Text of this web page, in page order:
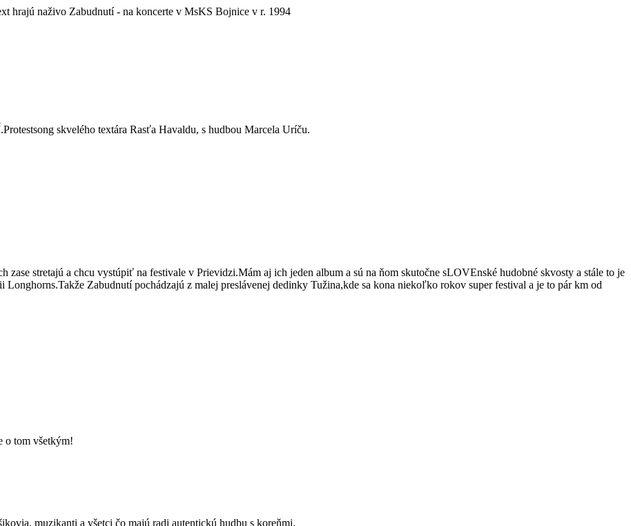
hrajú naživo Zabudnutí - na koncerte v MsKS Bojnice v r. 1994
skvelého textára Rasťa Havaldu, s hudbou Marcela Uríču.
zase stretajú a chcu vystúpiť na festivale v Prievidzi.Mám aj ich jeden album a sú na ňom skutočne sLOVEnské hudobné skvosty a stále to je
Longhorns.Takže Zabudnutí pochádzajú z malej preslávenej dedinky Tužina,kde sa kona niekoľko rokov super festival a je to pár km od
o tom všetkým!
muzikanti a všetci čo majú radi autentickú hudbu s koreňmi.